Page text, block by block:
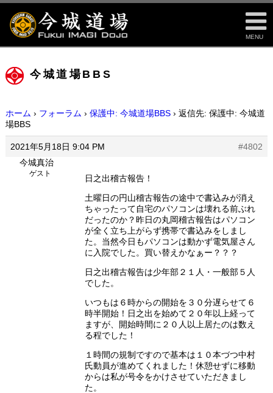
MENU
今城道場BBS
ホーム › フォーラム › 保護中: 今城道場BBS › 返信先: 保護中: 今城道
場BBS
2021年5月18日 9:04 PM
#4802
今城真治
ゲスト
日之出稽古報告！
土曜日の円山稽古報告の途中で書込みが消え
ちゃったって自宅のパソコンは壊れる前ぶれ
だったのか？昨日の丸岡稽古報告はパソコン
が全く立ち上がらず携帯で書込みをしまし
た。当然今日もパソコンは動かず電気屋さん
に入院でした。買い替えかなぁー？？？
日之出稽古報告は少年部２１人・一般部５人
でした。
いつもは６時からの開始を３０分遅らせて６
時半開始！日之出を始めて２０年以上経って
ますが、開始時間に２０人以上居たのは数え
る程でした！
１時間の規制ですので基本は１０本づつ中村
氏動員が進めてくれました！休憩せずに移動
からは私が号令をかけさせていただきまし
た。